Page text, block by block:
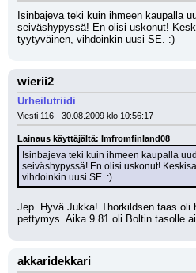
Isinbajeva teki kuin ihmeen kaupalla
seiväshypyssä! En olisi uskonut!
tyytyväinen, vihdoinkin uusi SE. :)
wierii2
Urheilutriidi
Viesti 116 - 30.08.2009 klo 10:56:17
Lainaus käyttäjältä: Imfromfinland08
Isinbajeva teki kuin ihmeen kaupalla
seiväshypyssä! En olisi uskonut!
vihdoinkin uusi SE. :)
Jep. Hyvä Jukka! Thorkildsen taas oli
pettymys. Aika 9.81 oli Boltin tasolle
akkaridekkari